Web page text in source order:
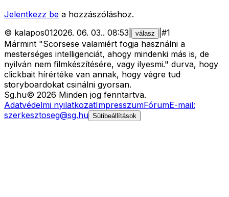
Jelentkezz be a hozzászóláshoz.
© kalapos012026. 06. 03.. 08:53 válasz #1
Mármint "Scorsese valamiért fogja használni a
mesterséges intelligenciát, ahogy mindenki más is, de
nyilván nem filmkészítésére, vagy ilyesmi." durva, hogy
clickbait hírértéke van annak, hogy végre tud
storyboardokat csinálni gyorsan.
Sg.hu© 2026 Minden jog fenntartva.
Adatvédelmi nyilatkozatImpresszumFórumE-mail:
szerkesztoseg@sg.hu Sütibeállítások